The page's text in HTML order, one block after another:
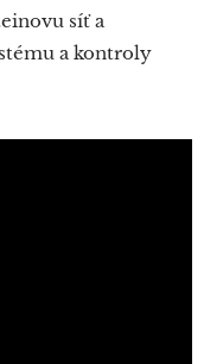
síť a
a kontroly